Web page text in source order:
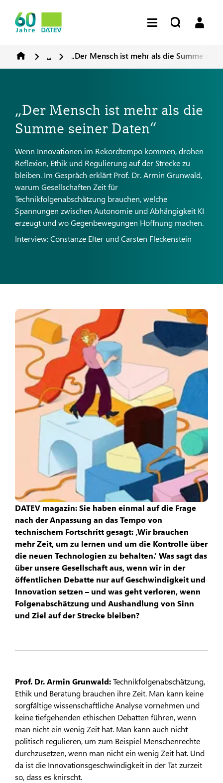
... „Der Mensch ist mehr als die Summe
„Der Mensch ist mehr als die
Summe seiner Daten“
Wenn Innovationen im Rekordtempo kommen, drohen
Reflexion, Ethik und Regulierung auf der Strecke zu
bleiben. Im Gespräch erklärt Prof. Dr. Armin Grunwald,
warum Gesellschaften Zeit für
Technikfolgenabschätzung brauchen, welche
Spannungen zwischen Autonomie und Abhängigkeit KI
erzeugt und wo Gegenbewegungen Hoffnung machen.
Interview: Constanze Elter und Carsten Fleckenstein
DATEV magazin: Sie haben einmal auf die Frage
nach der Anpassung an das Tempo von
technischem Fortschritt gesagt: ‚Wir brauchen
mehr Zeit, um zu lernen und um die Kontrolle über
die neuen Technologien zu behalten.‘ Was sagt das
über unsere Gesellschaft aus, wenn wir in der
öffentlichen Debatte nur auf Geschwindigkeit und
Innovation setzen – und was geht verloren, wenn
Folgenabschätzung und Aushandlung von Sinn
und Ziel auf der Strecke bleiben?
Prof. Dr. Armin Grunwald:Technikfolgenabschätzung,
Ethik und Beratung brauchen ihre Zeit. Man kann keine
sorgfältige wissenschaftliche Analyse vornehmen und
keine tiefgehenden ethischen Debatten führen, wenn
man nicht ein wenig Zeit hat. Man kann auch nicht
politisch regulieren, um zum Beispiel Menschenrechte
durchzusetzen, wenn man nicht ein wenig Zeit hat. Und
da ist die Innovationsgeschwindigkeit in der Tat zurzeit
so, dass es knirscht.